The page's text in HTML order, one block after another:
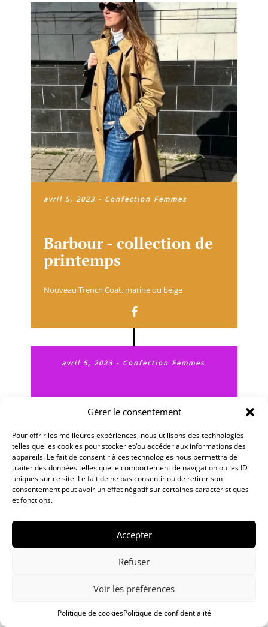
Gérer le consentement
Pour offrir les meilleures expériences, nous utilisons des technologies
telles que les cookies pour stocker et/ou accéder aux informations des
appareils. Le fait de consentir à ces technologies nous permettra de
traiter des données telles que le comportement de navigation ou les ID
uniques sur ce site. Le fait de ne pas consentir ou de retirer son
consentement peut avoir un effet négatif sur certaines caractéristiques
et fonctions.
Accepter
Refuser
Voir les préférences
Politique de cookiesPolitique de confidentialité
avril 5, 2023 - Confection Femmes
Barbour - collection de
printemps
Nouveau Trench Coat, marine ou beige
avril 5, 2023- Confection Femmes
Nouvelle collection
La couleur est à l'honneur ce printemps, Hartford
pour femmes !